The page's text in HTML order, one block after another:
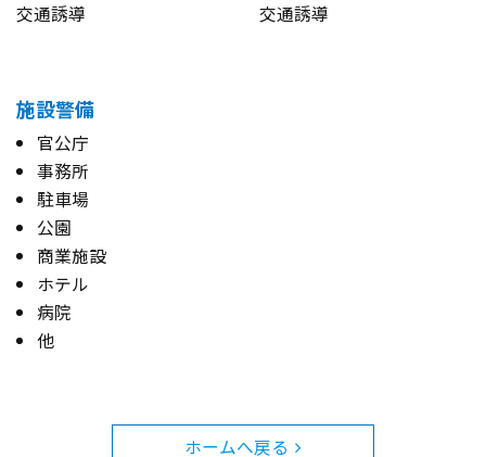
交通誘導 交通誘導
施設警備
官公庁
事務所
駐車場
公園
商業施設
ホテル
病院
他
ホームへ戻る